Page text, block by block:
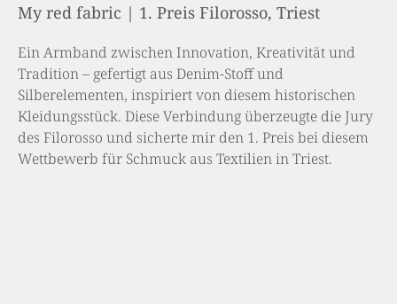
My red fabric | 1. Preis Filorosso, Triest
Ein Armband zwischen Innovation, Kreativität und
Tradition – gefertigt aus Denim-Stoff und
Silberelementen, inspiriert von diesem historischen
Kleidungsstück. Diese Verbindung überzeugte die Jury
des Filorosso und sicherte mir den 1. Preis bei diesem
Wettbewerb für Schmuck aus Textilien in Triest.